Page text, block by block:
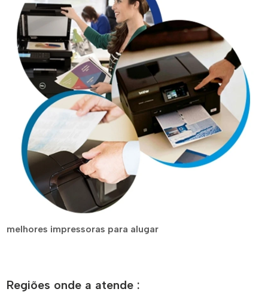
melhores impressoras para alugar
Regiões onde a atende :